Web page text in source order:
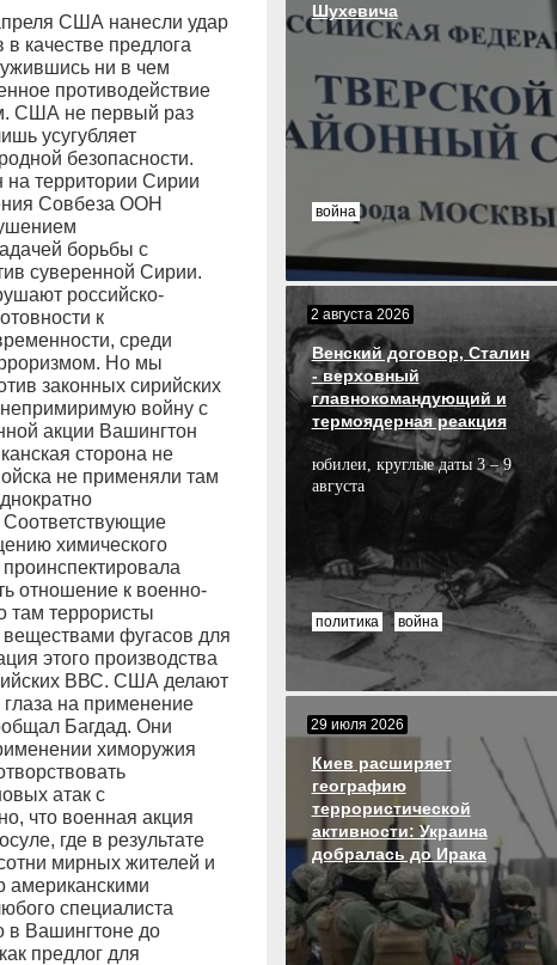
США нанесли удар
качестве предлога
ни в чем
противодействие
США не первый раз
усугубляет
безопасности.
территории Сирии
Совбеза ООН
борьбы с
суверенной Сирии.
российско-
к
среди
Но мы
законных сирийских
непримиримую войну с
акции Вашингтон
сторона не
не применяли там
химического
отношение к военно-
там террористы
фугасов для
этого производства
ВВС. США делают
на применение
Багдад. Они
химоружия
атак с
что военная акция
где в результате
мирных жителей и
американскими
специалиста
в Вашингтоне до
предлог для
Шухевича
война
2 августа 2026
Венский договор, Сталин
- верховный
главнокомандующий и
термоядерная реакция
юбилеи, круглые даты 3 – 9
августа
политика война
29 июля 2026
Киев расширяет
географию
террористической
активности: Украина
добралась до Ирака